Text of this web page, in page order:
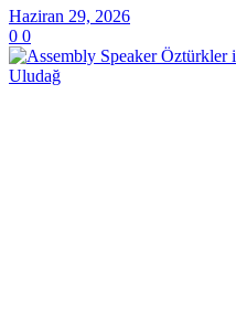
Haziran 29, 2026
0 0